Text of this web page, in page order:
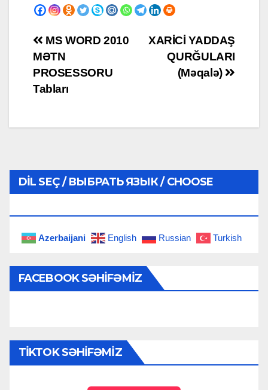
Yazı
naviqasiyası
XARİCİ YADDAŞ
QURĞULARI
(Məqalə)
MS WORD 2010
MƏTN
PROSESSORU
Tabları
DIL SEÇ / ВЫБРАТЬ ЯЗЫК / CHOOSE
Azerbaijani English Russian Turkish
FACEBOOK SƏHIFƏMIZ
TIKTOK SƏHIFƏMIZ